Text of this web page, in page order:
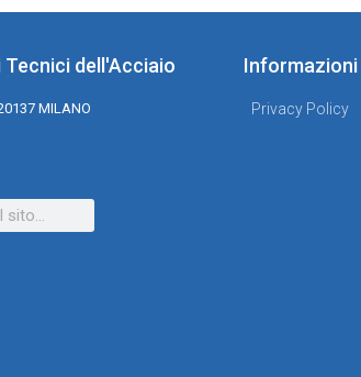
Tecnici dell'Acciaio
MILANO
Informazioni
Privacy Policy